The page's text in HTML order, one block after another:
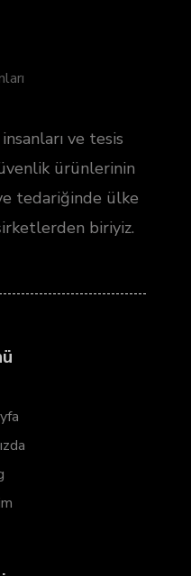
ve tesis
ürünlerinin
tedariğinde ülke
biriyiz.